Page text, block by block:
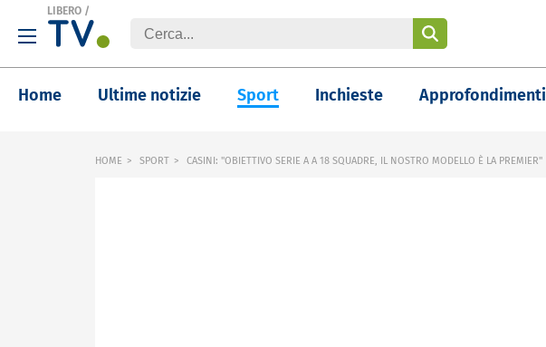
LIBERO /
Home Ultime notizie Sport Inchieste Approfondimenti
HOME SPORT CASINI: "OBIETTIVO SERIE A A 18 SQUADRE, IL NOSTRO MODELLO È LA PREMIER"